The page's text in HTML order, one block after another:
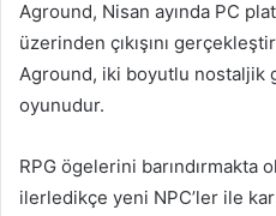
Aground, Nisan ayında PC
üzerinden çıkışını
Aground, iki boyutlu nostaljik
oyunudur.
RPG ögelerini barındırmakta
ilerledikçe yeni NPC’ler ile